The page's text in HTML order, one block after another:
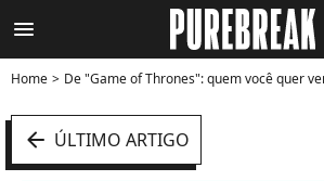
menu
Home De "Game of Thrones": quem você quer ver no Trono de
arrow_left ÚLTIMO ARTIGO